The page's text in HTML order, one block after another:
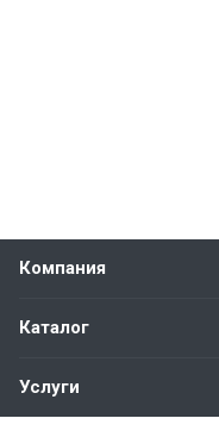
Компания
Каталог
Услуги